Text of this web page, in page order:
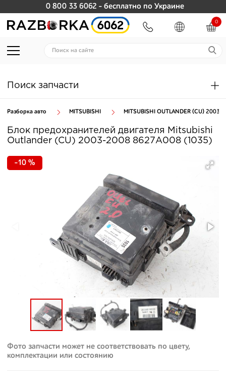
0 800 33 6062 - бесплатно по Украине
0
Поиск запчасти
Разборка авто MITSUBISHI MITSUBISHI OUTLANDER (CU) 2003-
Блок предохранителей двигателя Mitsubishi
Outlander (CU) 2003-2008 8627A008 (1035)
-10 %
Фото запчасти может не соответствовать по цвету,
комплектации или состоянию